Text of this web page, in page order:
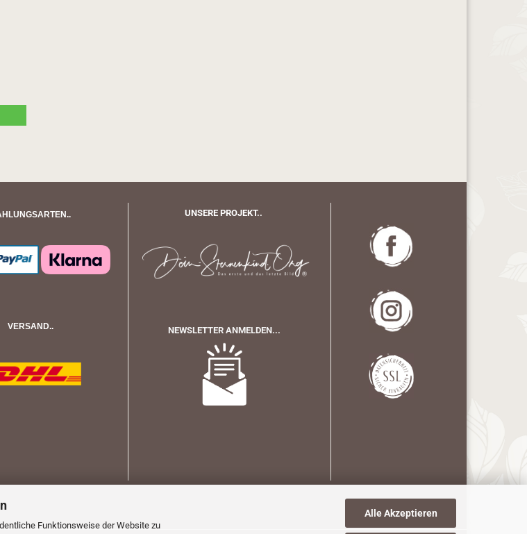
Funktionsweise der Website zu
Alle Akzeptieren
VERSAND..
UNSERE PROJEKT..
NEWSLETTER ANMELDEN...